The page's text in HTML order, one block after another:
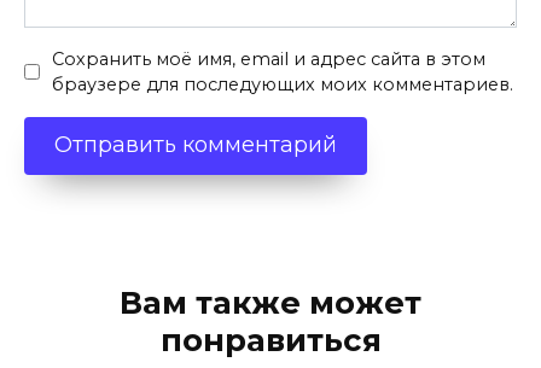
Сохранить моё имя, email и адрес сайта в этом
браузере для последующих моих комментариев.
Вам также может
понравиться